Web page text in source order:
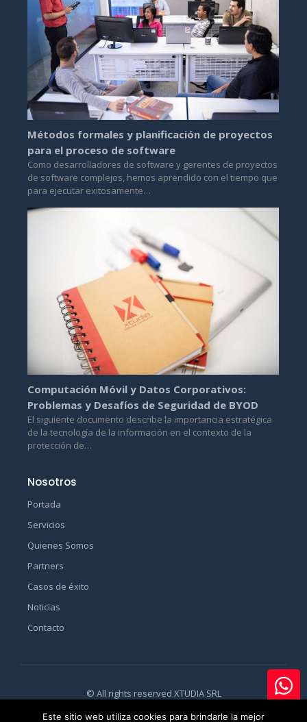
Métodos formales y planificación de proyectos
para el proceso de software
Como desarrolladores de software y gerentes de proyectos
de software complejos, hemos aprendido con el tiempo que
para ejecutar exitosamente…
Computación Móvil y Datos Corporativos:
Problemas y Desafíos de Seguridad de BYOD
El siguiente documento describe la importancia estratégica
de la tecnología de la información en el contexto de la
protección de…
Nosotros
Portada
Servicios
Quienes Somos
Partners
Casos de éxito
Noticias
Contacto
© All rights reserved XTUDIA SRL
Este sitio web utiliza cookies para brindarle la mejor